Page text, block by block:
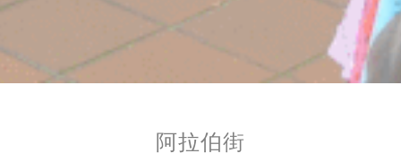
阿拉伯街